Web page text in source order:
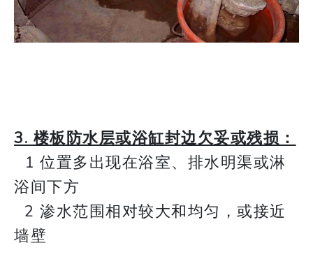
3. 楼板防水层或浴缸封边欠妥或残损：
1 位置多出现在浴室、排水明渠或淋
浴间下方
2 渗水范围相对较大和均匀，或接近
墙壁